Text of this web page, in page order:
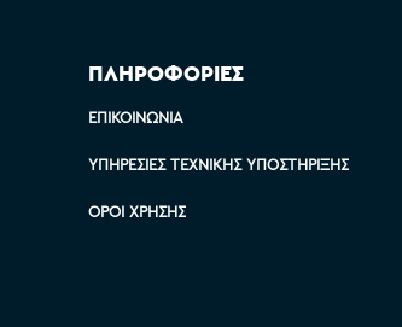
ΠΛΗΡΟΦΟΡΙΕΣ
ΕΠΙΚΟΙΝΩΝΊΑ
ΥΠΗΡΕΣΊΕΣ ΤΕΧΝΙΚΉΣ ΥΠΟΣΤΉΡΙΞΗΣ
ΌΡΟΙ ΧΡΉΣΗΣ